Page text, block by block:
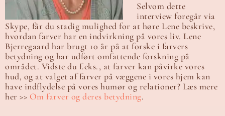
Selvom dette
interview foregår via
Skype, får du stadig mulighed for at høre Lene beskrive,
hvordan farver har en indvirkning på vores liv. Lene
Bjerregaard har brugt 10 år på at forske i farvers
betydning og har udført omfattende forskning på
området. Vidste du f.eks., at farver kan påvirke vores
hud, og at valget af farver på væggene i vores hjem kan
have indflydelse på vores humør og relationer? Læs mere
her >> Om farver og deres betydning.